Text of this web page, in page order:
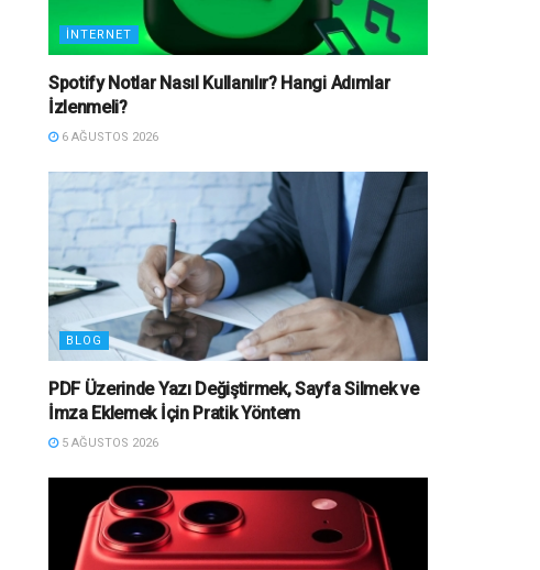
İNTERNET
Spotify Notlar Nasıl Kullanılır? Hangi Adımlar
İzlenmeli?
6 AĞUSTOS 2026
BLOG
PDF Üzerinde Yazı Değiştirmek, Sayfa Silmek ve
İmza Eklemek İçin Pratik Yöntem
5 AĞUSTOS 2026